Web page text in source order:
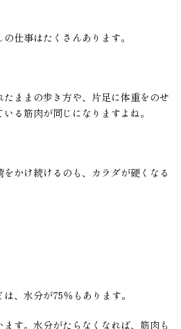
仕事はたくさんあります。
ままの歩き方や、片足に体重をのせ
る筋肉が同じになりますよね。
かけ続けるのも、カラダが硬くなる
、水分が75％もあります。
す。水分がたらなくなれば、筋肉も